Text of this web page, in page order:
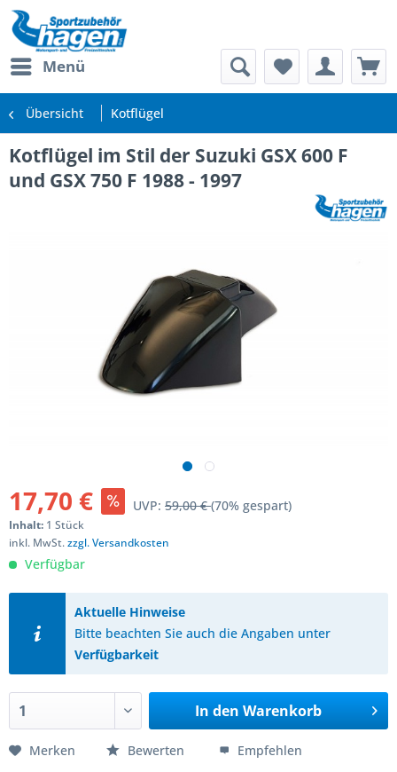
Menü
Übersicht Kotflügel
Kotflügel im Stil der Suzuki GSX 600 F
und GSX 750 F 1988 - 1997
17,70 € UVP: 59,00 €(70% gespart)
Inhalt: 1 Stück
inkl. MwSt.zzgl. Versandkosten
Verfügbar
Aktuelle Hinweise
Bitte beachten Sie auch die Angaben unter
Verfügbarkeit
In den Warenkorb
Merken Bewerten Empfehlen